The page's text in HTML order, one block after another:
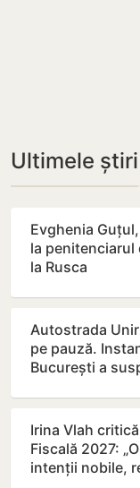
Ultimele știri
Evghenia
la penitenciarul
la Rusca
Autostrada
pe pauză.
București a
Irina Vlah
Fiscală 2027:
intenții nobile,